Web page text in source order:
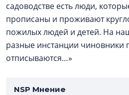
садоводстве есть люди,
прописаны и проживают
пожилых людей и детей. На
разные инстанции чиновники
отписываются…»
NSP Мнение